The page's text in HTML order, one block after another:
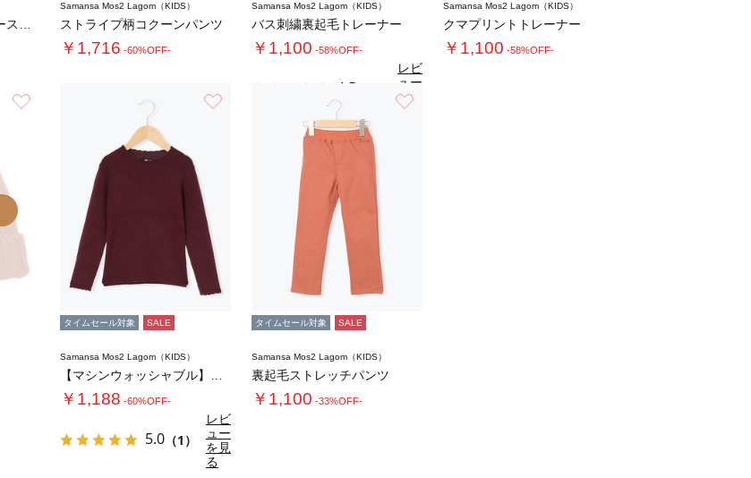
Samansa Mos2 Lagom（KIDS）
ストライプ柄コクーンパンツ
￥1,716 -60%OFF-
Samansa Mos2 Lagom（KIDS）
バス刺繍裏起毛トレーナー
￥1,100 -58%OFF-
4.5
レビ
ュー
を見
る
Samansa Mos2 Lagom（KIDS）
クマプリントトレーナー
￥1,100 -58%OFF-
タイムセール対象 SALE
Samansa Mos2 Lagom（KIDS）
￥1,188 -60%OFF-
5.0 （1）
レビ
ュー
を見
る
タイムセール対象 SALE
Samansa Mos2 Lagom（KIDS）
裏起毛ストレッチパンツ
￥1,100 -33%OFF-